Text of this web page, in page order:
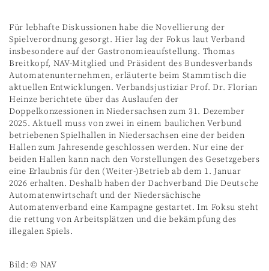
Für lebhafte Diskussionen habe die Novellierung der
Spielverordnung gesorgt. Hier lag der Fokus laut Verband
insbesondere auf der Gastronomieaufstellung. Thomas
Breitkopf, NAV-Mitglied und Präsident des Bundesverbands
Automatenunternehmen, erläuterte beim Stammtisch die
aktuellen Entwicklungen. Verbandsjustiziar Prof. Dr. Florian
Heinze berichtete über das Auslaufen der
Doppelkonzessionen in Niedersachsen zum 31. Dezember
2025. Aktuell muss von zwei in einem baulichen Verbund
betriebenen Spielhallen in Niedersachsen eine der beiden
Hallen zum Jahresende geschlossen werden. Nur eine der
beiden Hallen kann nach den Vorstellungen des Gesetzgebers
eine Erlaubnis für den (Weiter-)Betrieb ab dem 1. Januar
2026 erhalten. Deshalb haben der Dachverband Die Deutsche
Automatenwirtschaft und der Niedersächische
Automatenverband eine Kampagne gestartet. Im Foksu steht
die rettung von Arbeitsplätzen und die bekämpfung des
illegalen Spiels.
Bild: © NAV